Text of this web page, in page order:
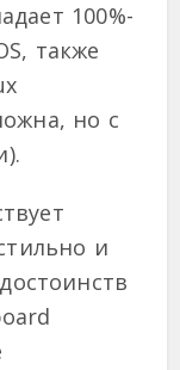
100%-
также
но с
и